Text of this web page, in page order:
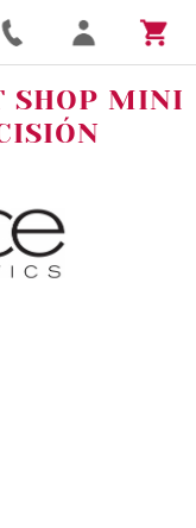
SHOP MINI